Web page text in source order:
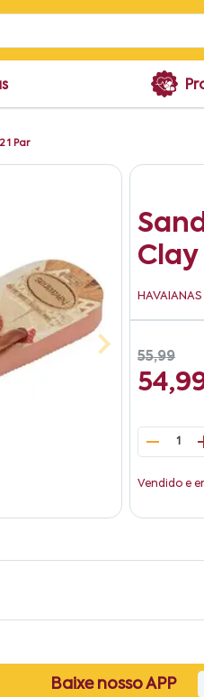
1 Par
Clay
HAVAIANAS
55,99
1
Vendido e
Baixe nosso APP